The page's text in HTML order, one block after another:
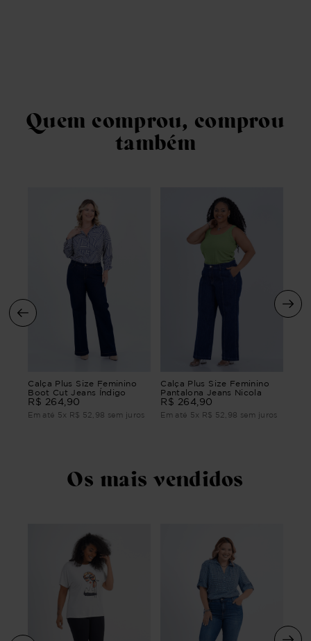
Quem comprou, comprou
também
Calça Plus Size Feminino
Boot Cut Jeans Índigo
R$ 264 90
Em até 5x R$ 52 98 sem juros
Calça Plus Size Feminino
Pantalona Jeans Nicola
R$ 264 90
Em até 5x R$ 52 98 sem juros
Os mais vendidos